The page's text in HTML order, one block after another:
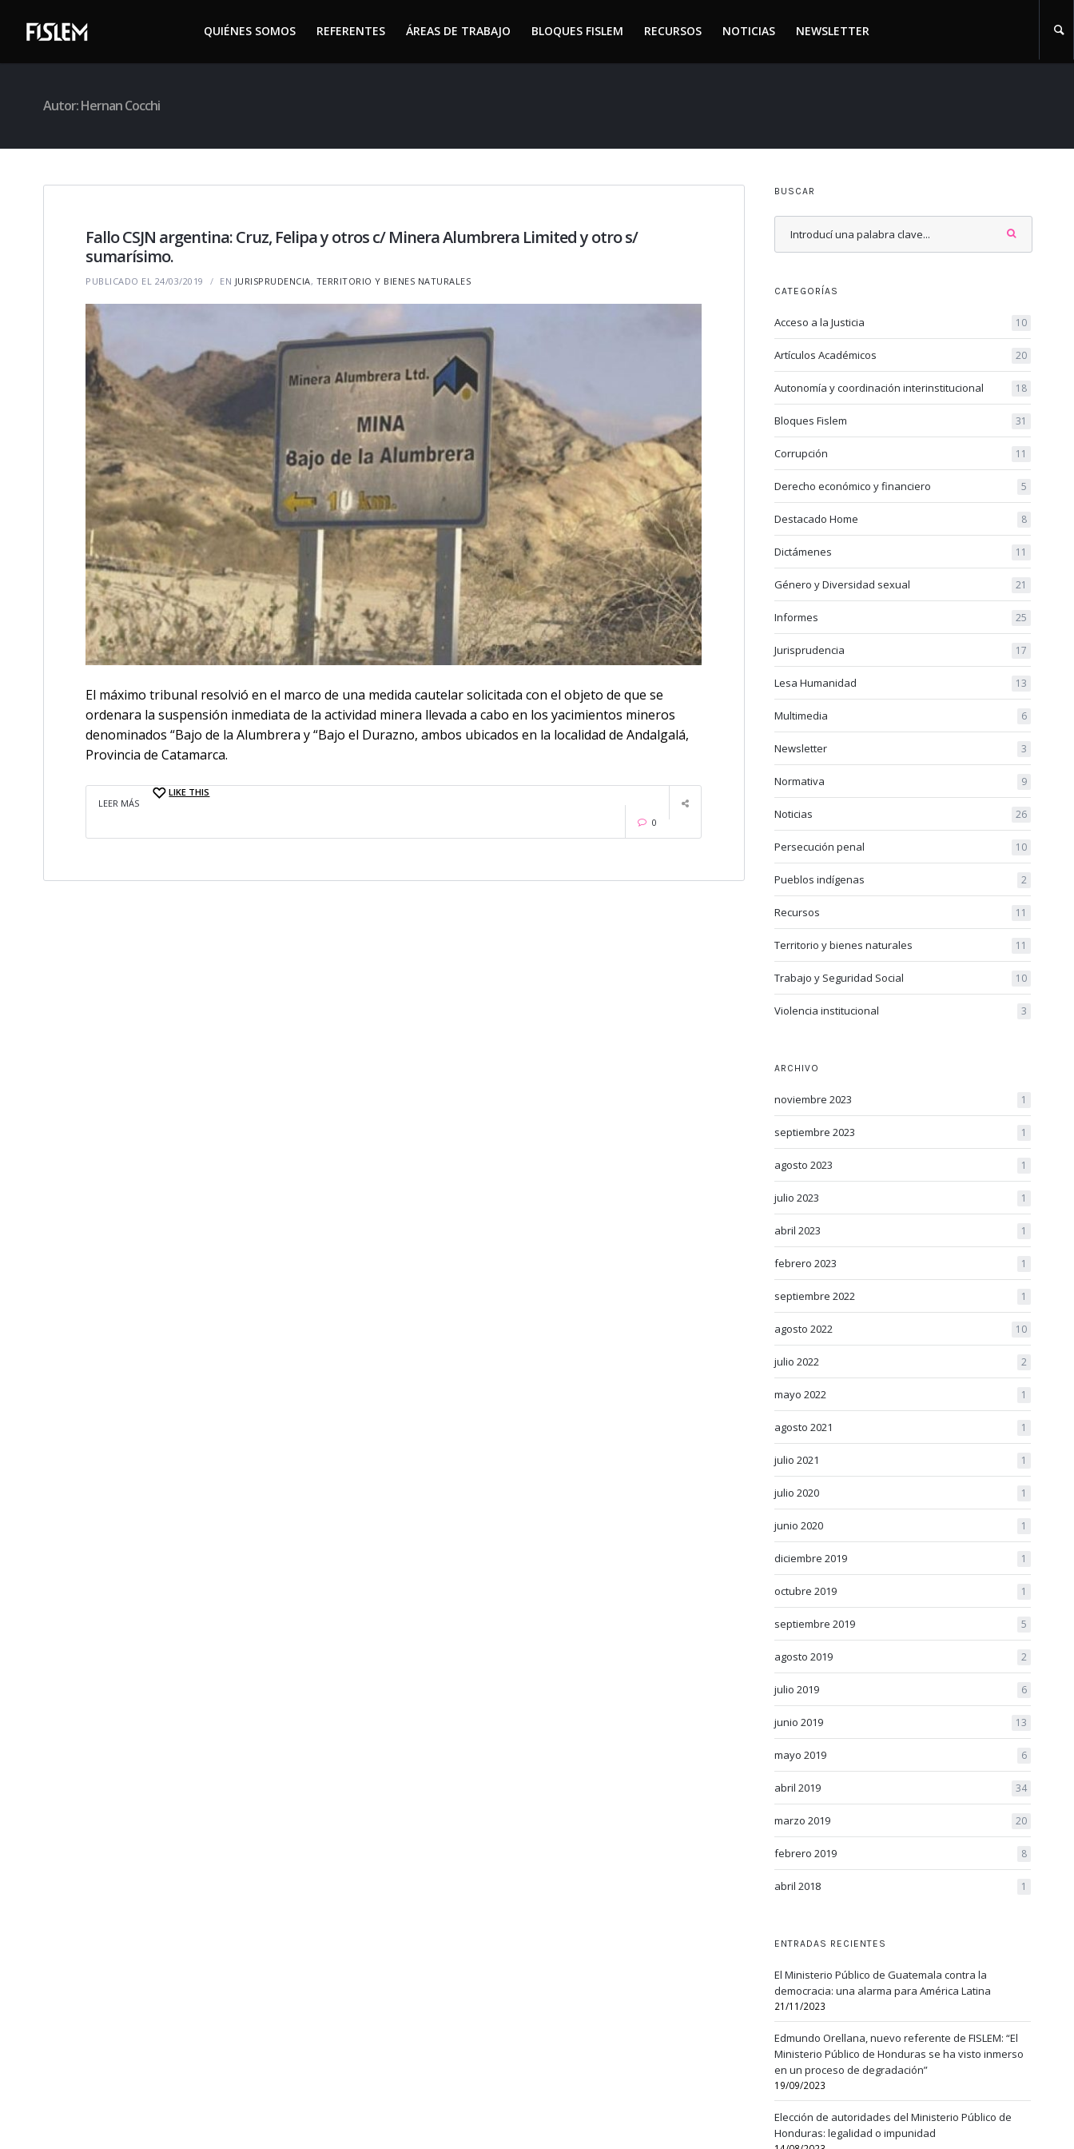
QUIÉNES SOMOS REFERENTES ÁREAS DE TRABAJO BLOQUES FISLEM RECURSOS NOTICIAS NEWSLETTER
QUIÉNES SOMOS REFERENTES ÁREAS DE TRABAJO BLOQUES FISLEM RECURSOS NOTICIAS NEWSLETTER
Autor:Hernan Cocchi
Fallo CSJN argentina: Cruz, Felipa y otros c/ Minera Alumbrera Limited y otro s/
sumarísimo.
PUBLICADO EL 24/03/2019 EN JURISPRUDENCIA, TERRITORIO Y BIENES NATURALES
El máximo tribunal resolvió en el marco de una medida cautelar solicitada con el objeto de que se
ordenara la suspensión inmediata de la actividad minera llevada a cabo en los yacimientos mineros
denominados “Bajo de la Alumbrera y “Bajo el Durazno, ambos ubicados en la localidad de Andalgalá,
Provincia de Catamarca.
LEER MÁS
LIKE THIS
0
BUSCAR
CATEGORÍAS
Acceso a la Justicia 10
Artículos Académicos 20
Autonomía y coordinación interinstitucional 18
Bloques Fislem 31
Corrupción 11
Derecho económico y financiero 5
Destacado Home 8
Dictámenes 11
Género y Diversidad sexual 21
Informes 25
Jurisprudencia 17
Lesa Humanidad 13
Multimedia 6
Newsletter 3
Normativa 9
Noticias 26
Persecución penal 10
Pueblos indígenas 2
Recursos 11
Territorio y bienes naturales 11
Trabajo y Seguridad Social 10
Violencia institucional 3
ARCHIVO
noviembre 2023 1
septiembre 2023 1
agosto 2023 1
julio 2023 1
abril 2023 1
febrero 2023 1
septiembre 2022 1
agosto 2022 10
julio 2022 2
mayo 2022 1
agosto 2021 1
julio 2021 1
julio 2020 1
junio 2020 1
diciembre 2019 1
octubre 2019 1
septiembre 2019 5
agosto 2019 2
julio 2019 6
junio 2019 13
mayo 2019 6
abril 2019 34
marzo 2019 20
febrero 2019 8
abril 2018 1
ENTRADAS RECIENTES
El Ministerio Público de Guatemala contra la
democracia: una alarma para América Latina
21/11/2023
Edmundo Orellana, nuevo referente de FISLEM: “El
Ministerio Público de Honduras se ha visto inmerso
en un proceso de degradación”
19/09/2023
Elección de autoridades del Ministerio Público de
Honduras: legalidad o impunidad